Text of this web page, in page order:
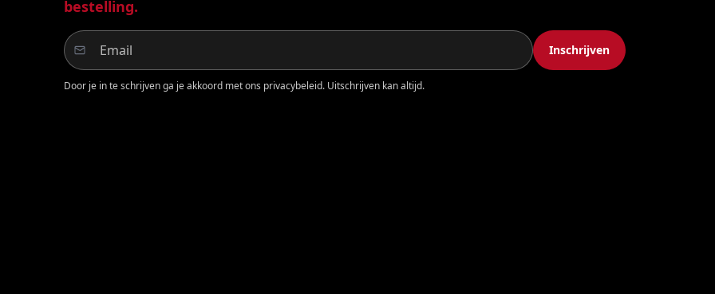
bestelling.
Inschrijven
Door je in te schrijven ga je akkoord met ons privacybeleid. Uitschrijven kan altijd.